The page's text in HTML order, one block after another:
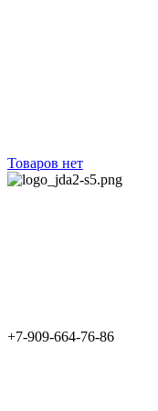
Товаров нет
+7-909-664-76-86